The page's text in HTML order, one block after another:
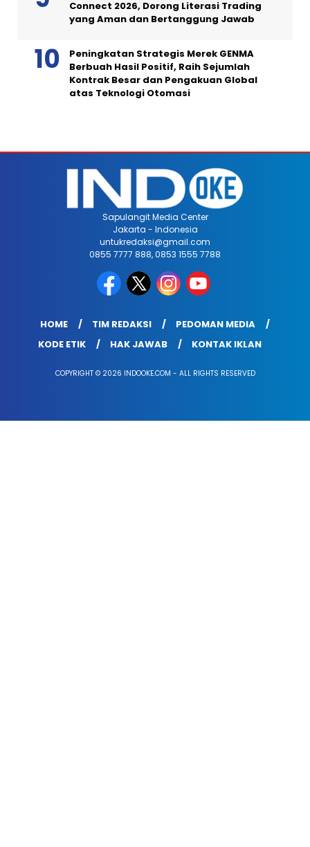
Connect 2026, Dorong Literasi Trading
yang Aman dan Bertanggung Jawab
Peningkatan Strategis Merek GENMA
Berbuah Hasil Positif, Raih Sejumlah
Kontrak Besar dan Pengakuan Global
atas Teknologi Otomasi
Sapulangit Media Center
Jakarta - Indonesia
untukredaksi@gmail.com
0855 7777 888, 0853 1555 7788
HOME TIM REDAKSI
PEDOMAN MEDIA
KODE ETIK
HAK JAWAB KONTAK IKLAN
COPYRIGHT © 2026 INDOOKE.COM - ALL RIGHTS RESERVED